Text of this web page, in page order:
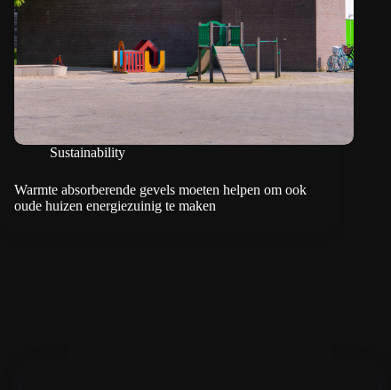
Sustainability
Warmte absorberende gevels moeten helpen om ook
oude huizen energiezuinig te maken